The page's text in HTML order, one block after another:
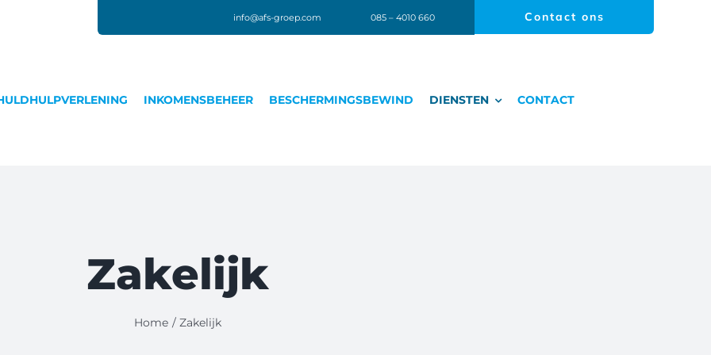
info@afs-groep.com 085 – 4010 660 Contact ons
INKOMENSBEHEER BESCHERMINGSBEWIND DIENSTEN CONTACT
Zakelijk
Home Zakelijk